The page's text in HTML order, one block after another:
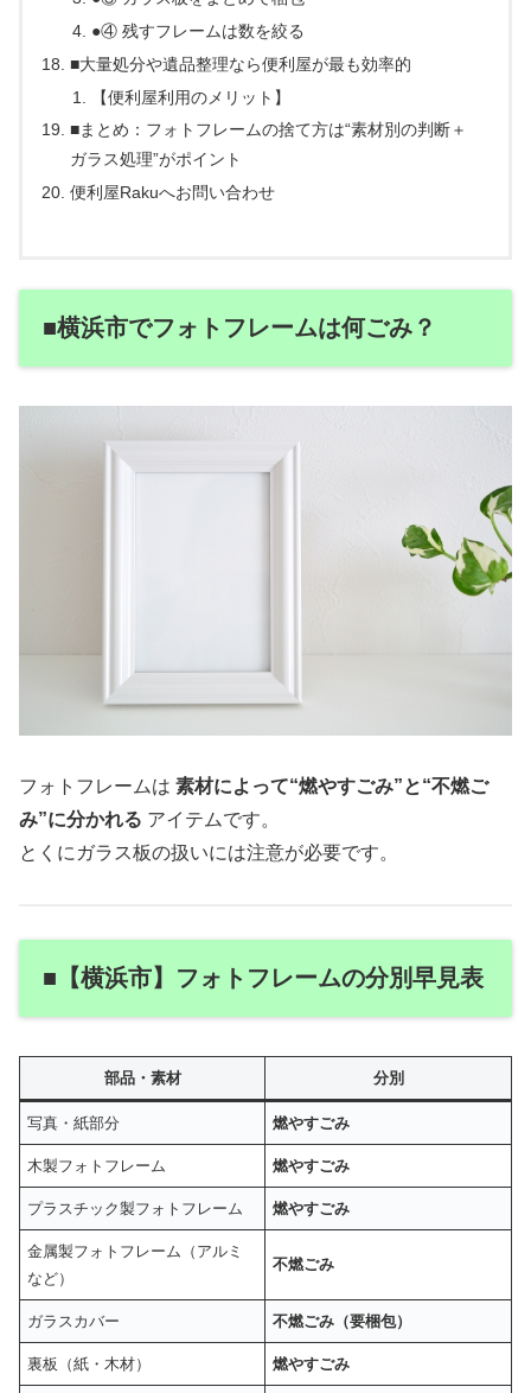
●④ 残すフレームは数を絞る
■大量処分や遺品整理なら便利屋が最も効率的
【便利屋利用のメリット】
■まとめ：フォトフレームの捨て方は“素材別の判断＋
ガラス処理”がポイント
便利屋Rakuへお問い合わせ
■横浜市でフォトフレームは何ごみ？
フォトフレームは 素材によって“燃やすごみ”と“不燃ご
み”に分かれる アイテムです。
とくにガラス板の扱いには注意が必要です。
■【横浜市】フォトフレームの分別早見表
部品・素材 分別
写真・紙部分 燃やすごみ
木製フォトフレーム 燃やすごみ
プラスチック製フォトフレーム 燃やすごみ
金属製フォトフレーム（アルミ
など）
不燃ごみ
ガラスカバー 不燃ごみ（要梱包）
裏板（紙・木材） 燃やすごみ